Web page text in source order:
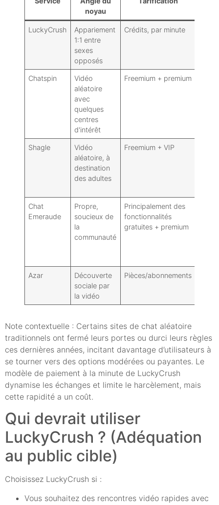
noyau
LuckyCrush
Appariement
1:1 entre
sexes
opposés
Crédits, par minute
Chatspin
Vidéo
aléatoire
avec
quelques
centres
d'intérêt
Freemium + premium
Shagle
Vidéo
aléatoire, à
destination
des adultes
Freemium + VIP
Chat
Emeraude
Propre,
soucieux de
la
communauté
Principalement des
fonctionnalités
gratuites + premium
Azar
Découverte
sociale par
la vidéo
Pièces/abonnements
Note contextuelle : Certains sites de chat aléatoire
traditionnels ont fermé leurs portes ou durci leurs règles
ces dernières années, incitant davantage d’utilisateurs à
se tourner vers des options modérées ou payantes. Le
modèle de paiement à la minute de LuckyCrush
dynamise les échanges et limite le harcèlement, mais
cette rapidité a un coût.
Qui devrait utiliser
LuckyCrush ? (Adéquation
au public cible)
Choisissez LuckyCrush si :
Vous souhaitez des rencontres vidéo rapides avec